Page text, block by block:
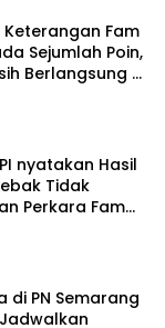
Keterangan Fam
Sejumlah Poin,
Berlangsung di
WPI
nyatakan Hasil
Tidak
Perkara Fam
di PN Semarang